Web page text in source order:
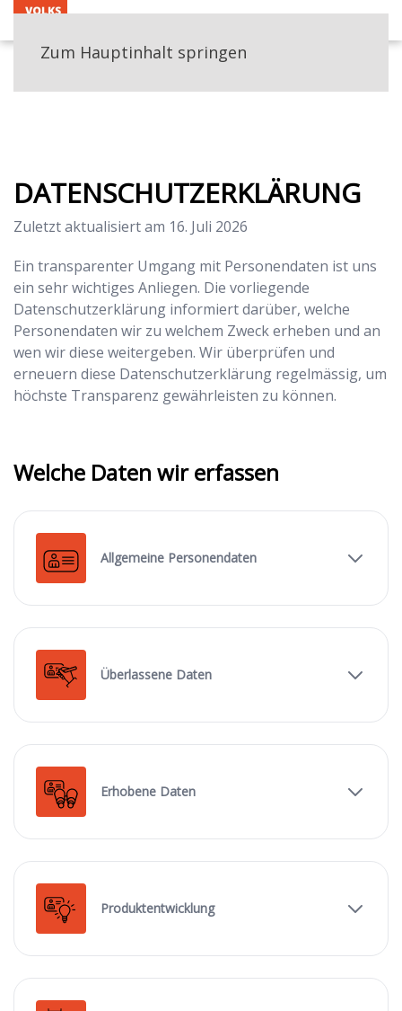
Zum Hauptinhalt springen
DATENSCHUTZERKLÄRUNG
DATENSCHUTZERKLÄRUNG
Zuletzt aktualisiert am 16. Juli 2026
Ein transparenter Umgang mit Personendaten ist uns
ein sehr wichtiges Anliegen. Die vorliegende
Datenschutzerklärung informiert darüber, welche
Personendaten wir zu welchem Zweck erheben und an
wen wir diese weitergeben. Wir überprüfen und
erneuern diese Datenschutzerklärung regelmässig, um
höchste Transparenz gewährleisten zu können.
Welche Daten wir erfassen
Allgemeine Personendaten
Überlassene Daten
Erhobene Daten
Produktentwicklung